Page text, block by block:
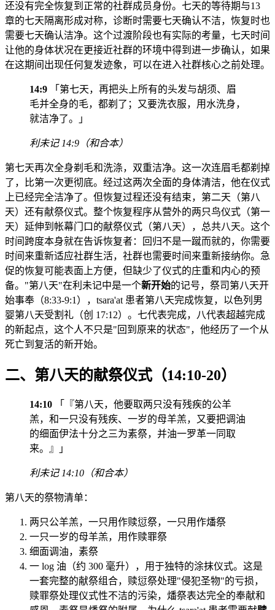
还没有完全恢复到正常的社群成员身份。七天的等待期与13
章的七天隔离形成对称，诊断时需要七天确认不洁，恢复时也
需要七天确认洁净。这个过渡阶段也有实际的考量，七天时间
让他的身体状况在更接近社群的环境中得到进一步确认，如果
在这期间出现任何复发迹象，可以在进入社群核心之前处理。
14:9 「第七天，再把头上所有的头发与胡须、眉
毛并全身的毛，都剃了；又要洗衣服，用水洗身，
就洁净了。」
利未记 14:9（和合本）
第七天再次全身剃毛和洗涤，双重洁净。这一次连眉毛都剃掉
了，比第一次更彻底。经过这两次全面的身体清洁，他在仪式
上已经完全洁净了。但恢复过程还没有结束，第二天（第八
天）还有献祭仪式。整个恢复程序从营外的两只鸟仪式（第一
天）延伸到帐幕门口的献祭仪式（第八天），总共八天。这个
时间跨度本身就在告诉恢复者：回归不是一蹴而就的，你需要
时间来重新适应社群生活，社群也需要时间来重新接纳你。急
促的恢复可能表面上方便，但缺少了仪式的庄重和内心的预
备。"第八天"在利未记中是一个新开始的记号，祭司第八天开
始事奉（8:33-9:1），tsara'at 患者第八天完成恢复，以色列男
婴第八天受割礼（创 17:12）。七代表完成，八代表超越完成
的新起点，这个人不只是"回到原来的状态"，他经历了一个从
死亡到复活的新开始。
二、第八天的献祭仪式（14:10-20）
14:10 「『第八天，他要取两只没有残疾的公羊
羔，和一只没有残疾、一岁的母羊羔，又要把调油
的细面伊法十分之三为素祭，并油一罗革一同取
来。』」
利未记 14:10（和合本）
第八天的祭物清单：
两只公羊羔，一只用作赎愆祭，一只用作燔祭
一只一岁的母羊羔，用作赎罪祭
细面调油，素祭
一 log 油（约 300 毫升），用于独特的涂抹仪式。这是
一套完整的献祭组合，赎愆祭处理"侵犯圣物"的亏损，
赎罪祭处理仪式性不洁的污染，燔祭表达完全的奉献和